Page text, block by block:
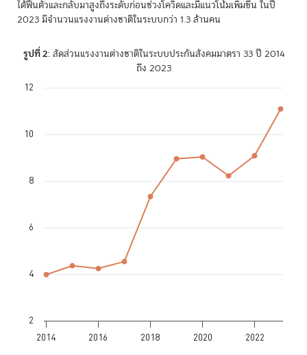
ได้ฟื้นตัวและกลับมาสูงถึงระดับก่อนช่วงโควิดและมีแนวโน้มเพิ่มขึ้น ในปี
2023 มีจำนวนแรงงานต่างชาติในระบบกว่า 1.3 ล้านคน
รูปที่ 2: สัดส่วนแรงงานต่างชาติในระบบประกันสังคมมาตรา 33 ปี 2014
ถึง 2023
Chart
The chart has 1 X axis displaying values. Data ranges from 2014 to
The chart has 1 Y axis displaying values. Data ranges from 3.98 to
2014 2016 2018 2020 2022
2
4
6
8
10
12